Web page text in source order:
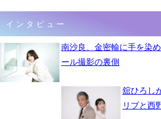
インタビュー
南沙良、金密輸に手を染
ール撮影の裏側
舘ひろし
リブと西